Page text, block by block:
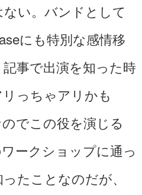
い。バンドとして
にも特別な感情移
事で出演を知った時
っちゃアリかも
でこの役を演じる
ークショップに通っ
たことなのだが、